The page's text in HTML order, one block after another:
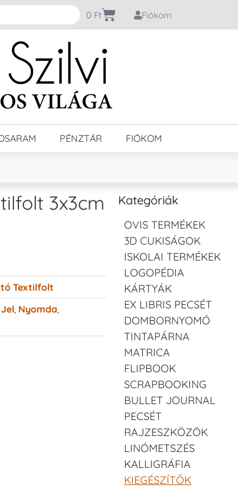
0 Ft Fiókom
PÉNZTÁR FIÓKOM
3x3cm
Textilfolt
, Nyomda
Kategóriák
OVIS TERMÉKEK
3D CUKISÁGOK
ISKOLAI TERMÉKEK
LOGOPÉDIA
KÁRTYÁK
EX LIBRIS PECSÉT
DOMBORNYOMÓ
TINTAPÁRNA
MATRICA
FLIPBOOK
SCRAPBOOKING
BULLET JOURNAL
PECSÉT
RAJZESZKÖZÖK
LINÓMETSZÉS
KALLIGRÁFIA
KIEGÉSZÍTŐK